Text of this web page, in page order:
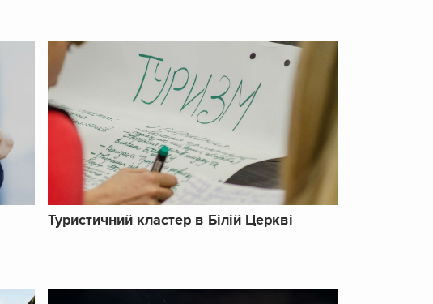
Туристичний кластер в Білій Церкві